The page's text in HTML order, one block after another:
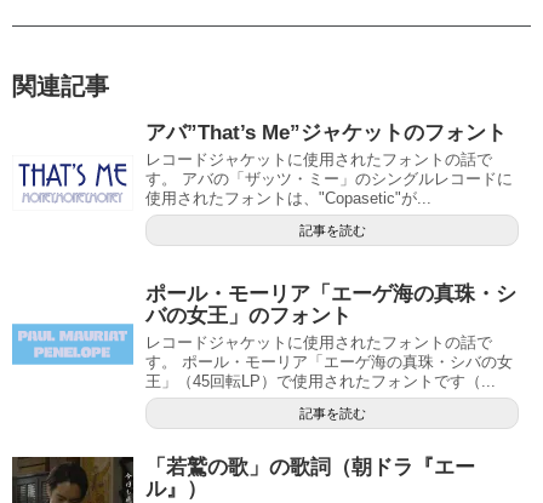
関連記事
アバ”That’s Me”ジャケットのフォント
レコードジャケットに使用されたフォントの話で
す。 アバの「ザッツ・ミー」のシングルレコードに
使用されたフォントは、"Copasetic"が...
記事を読む
ポール・モーリア「エーゲ海の真珠・シ
バの女王」のフォント
レコードジャケットに使用されたフォントの話で
す。 ポール・モーリア「エーゲ海の真珠・シバの女
王」（45回転LP）で使用されたフォントです（...
記事を読む
「若鷲の歌」の歌詞（朝ドラ『エー
ル』）